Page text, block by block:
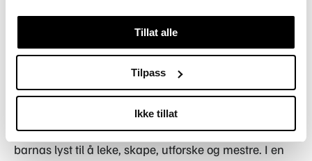
Tillat alle
Tilpass
Ikke tillat
videre sette ord på de de opplever. De får også
muligheten til å medvirke, bestemme, kjenne på
ansvar og engasjement på flere plan.
I rammeplanen står det at innholdet, arbeidsformene
og det fysiske miljøet i SFO skal støtte opp under
barnas lyst til å leke, skape, utforske og mestre. I en